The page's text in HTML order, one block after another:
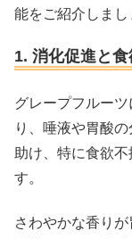
能をご紹介しまし
1. 消化促進と
グレープフルー
り、唾液や胃酸
助け、特に食欲
す。
さわやかな香り